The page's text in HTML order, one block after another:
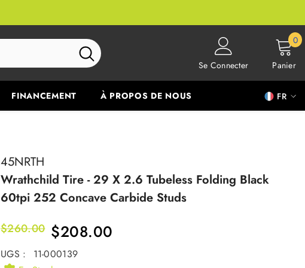
Se Connecter Panier
00
FINANCEMENT À PROPOS DE NOUS
FR
FR
45NRTH
Wrathchild Tire - 29 X 2.6 Tubeless Folding Black
60tpi 252 Concave Carbide Studs
$260.00 $208.00
UGS :
11-000139